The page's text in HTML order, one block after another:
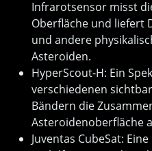
Infrarotsensor misst
Oberfläche und liefert
und andere
Asteroiden.
HyperScout-H: Ein
verschiedenen
Bändern die
Asteroidenoberfläche
Juventas CubeSat: